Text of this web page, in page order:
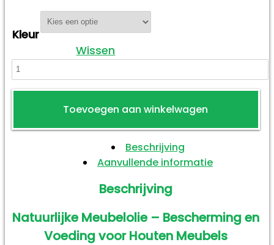
Kleur
Wissen
Natuurlijke
Meubelolie
Toevoegen aan winkelwagen
Beschrijving
Aanvullende informatie
Beschrijving
Natuurlijke Meubelolie – Bescherming en
Voeding voor Houten Meubels